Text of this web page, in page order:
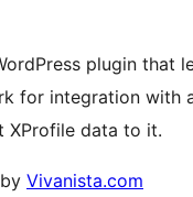
plugin
for integration with
data to it.
Vivanista.com